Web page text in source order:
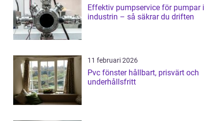
Effektiv pumpservice för pumpar i
industrin – så säkrar du driften
11 februari 2026
Pvc fönster hållbart, prisvärt och
underhållsfritt